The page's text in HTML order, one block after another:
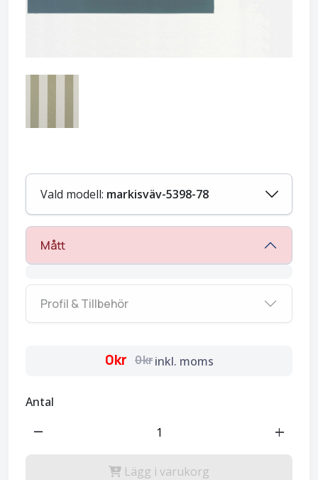
Vald modell: markisväv-5398-78
Mått
Profil & Tillbehör
0kr 0kr inkl. moms
Antal
remove add
Lägg i varukorg